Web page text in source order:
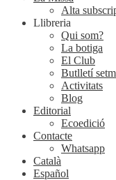
Alta
Llibreria
Qui som?
La botiga
El Club
Butlletí
Activitats
Blog
Editorial
Ecoedició
Contacte
Whatsapp
Català
Español